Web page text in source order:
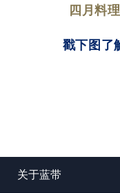
四月料
戳下图了
关于蓝带